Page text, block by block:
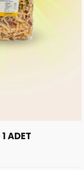
ADET